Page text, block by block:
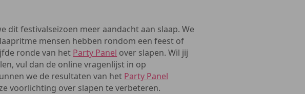
dit festivalseizoen meer aandacht aan slaap. We
mensen hebben rondom een feest of
ronde van het Party Panel over slapen. Wil jij
vul dan de online vragenlijst in op
we de resultaten van het Party Panel
voorlichting over slapen te verbeteren.